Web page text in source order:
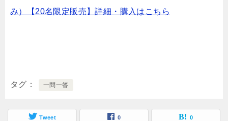
み）【20名限定販売】詳細・購入はこちら
タグ 一問一答
Tweet 0 0